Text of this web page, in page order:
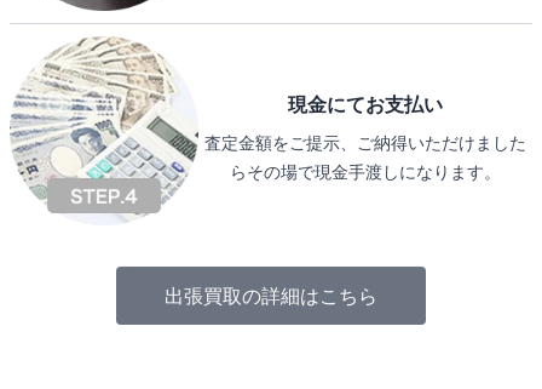
現金にてお支払い
査定金額をご提示、ご納得いただけました
らその場で現金手渡しになります。
出張買取の詳細はこちら